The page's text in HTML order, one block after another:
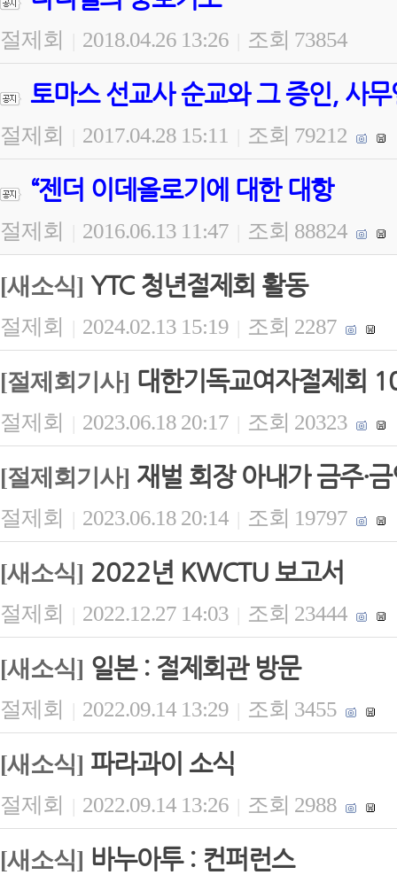
절제회 2018.04.26 13:26 조회 73854
토마스 선교사 순교와 그 증인, 사
절제회 2017.04.28 15:11 조회 79212
“젠더 이데올로기에 대한 대항
절제회 2016.06.13 11:47 조회 88824
[새소식] YTC 청년절제회 활동
절제회 | 2024.02.13 15:19 | 조회 2287
[절제회기사] 대한기독교여자절제회
절제회 | 2023.06.18 20:17 | 조회 20323
[절제회기사] 재벌 회장 아내가 금주·
절제회 | 2023.06.18 20:14 | 조회 19797
[새소식] 2022년 KWCTU 보고서
절제회 | 2022.12.27 14:03 | 조회 23444
[새소식] 일본 : 절제회관 방문
절제회 | 2022.09.14 13:29 | 조회 3455
[새소식] 파라과이 소식
절제회 | 2022.09.14 13:26 | 조회 2988
[새소식] 바누아투 : 컨퍼런스